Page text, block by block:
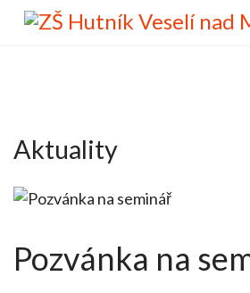
Aktuality
Pozvánka na